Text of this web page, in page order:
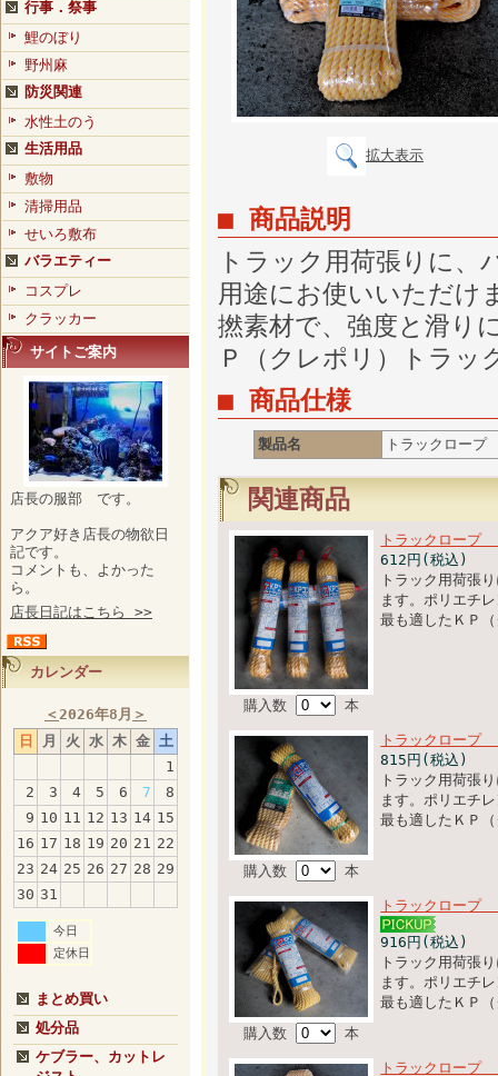
行事．祭事
鯉のぼり
野州麻
防災関連
水性土のう
生活用品
敷物
清掃用品
せいろ敷布
バラエティー
コスプレ
クラッカー
サイトご案内
店長の服部 です。
アクア好き店長の物欲日
記です。
コメントも、よかった
ら。
店長日記はこちら >>
カレンダー
＜2026年8月 ＞
日
月 火 水 木 金 土
1
2
3 4 5 6 7
8
9 10 11 12 13 14 15
16 17 18 19 20 21 22
23 24 25 26 27 28 29
30 31
今日
定休日
まとめ買い
処分品
ケブラー、カットレ
拡大表示
■ 商品説明
トラック用荷張りに、
用途にお使いいただけ
撚素材で、強度と滑り
Ｐ（クレポリ）トラッ
■ 商品仕様
製品名 トラックロー
関連商品
購入数 本
トラックロー
612円(税込)
トラック用荷張
ます。ポリエチ
最も適したＫＰ
購入数 本
トラックロー
815円(税込)
トラック用荷張
ます。ポリエチ
最も適したＫＰ
購入数 本
トラックロー
916円(税込)
トラック用荷張
ます。ポリエチ
最も適したＫＰ
トラックロー